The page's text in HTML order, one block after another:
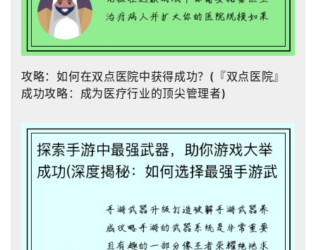
攻略：如何在双点医院中获得成功？(『双点医院』
成功攻略：成为医疗行业的顶尖管理者)